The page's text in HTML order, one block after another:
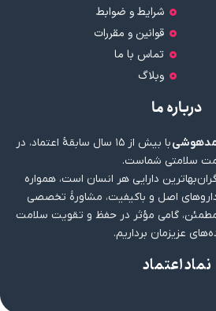
شرایط و ضوابط
قوانین و مقررات
تماس با ما
وبلاگ
درباره ما
مدهوشی
با بیش از ۱۵ سال سابقهٔ اعتماد، در
سلامتی شماست.
دارایی هر انسان است، همواره
داروهای اصل و باکیفیت، مشاورهٔ تخصصی
گامی مؤثر در حفظ و تقویت سلامت
عزیزمان برداریم.
نماد اعتماد